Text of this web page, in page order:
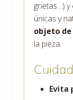
grietas…) y
únicas y
objeto de
la pieza.
Evita